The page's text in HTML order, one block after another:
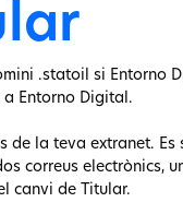
.statoil si Entorno
a Entorno Digital.
de la teva extranet.
correus electrònics,
canvi de Titular.